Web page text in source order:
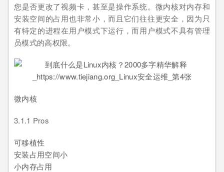
您是否更改了视频卡，甚至是操作系统。微内核对内存和
安装空间的占用也非常小，而且它们往往更安全，因为只
有特定的进程在用户模式下运行，而用户模式不具有管理
员模式的高权限。
微内核
3.1.1 Pros
可移植性
安装占用空间小
小内存占用